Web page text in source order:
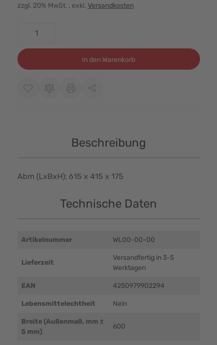
zzgl. 20% MwSt. , exkl. Versandkosten
In den Warenkorb
Beschreibung
Abm (LxBxH): 615 x 415 x 175
Technische Daten
Artikelnummer WL00-00-00
Lieferzeit
Versandfertig in 3-5
Werktagen
EAN 4250979902294
Lebensmittelechtheit Nein
Breite (Außenmaß, mm ±
5 mm)
600